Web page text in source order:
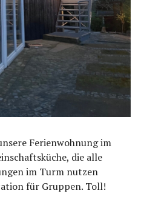
Ferienwohnung im
die alle
im Turm nutzen
für Gruppen. Toll!